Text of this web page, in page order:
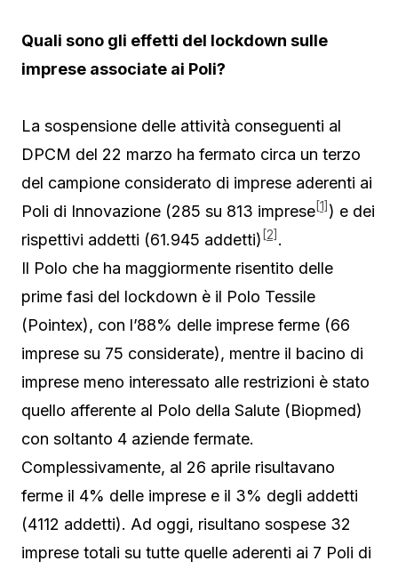
Quali sono gli effetti del lockdown sulle
imprese associate ai Poli?
La sospensione delle attività conseguenti al
DPCM del 22 marzo ha fermato circa un terzo
del campione considerato di imprese aderenti ai
Poli di Innovazione (285 su 813 imprese[1] ) e dei
rispettivi addetti (61.945 addetti) [2] .
Il Polo che ha maggiormente risentito delle
prime fasi del lockdown è il Polo Tessile
(Pointex), con l’88% delle imprese ferme (66
imprese su 75 considerate), mentre il bacino di
imprese meno interessato alle restrizioni è stato
quello afferente al Polo della Salute (Biopmed)
con soltanto 4 aziende fermate.
Complessivamente, al 26 aprile risultavano
ferme il 4% delle imprese e il 3% degli addetti
(4112 addetti). Ad oggi, risultano sospese 32
imprese totali su tutte quelle aderenti ai 7 Poli di